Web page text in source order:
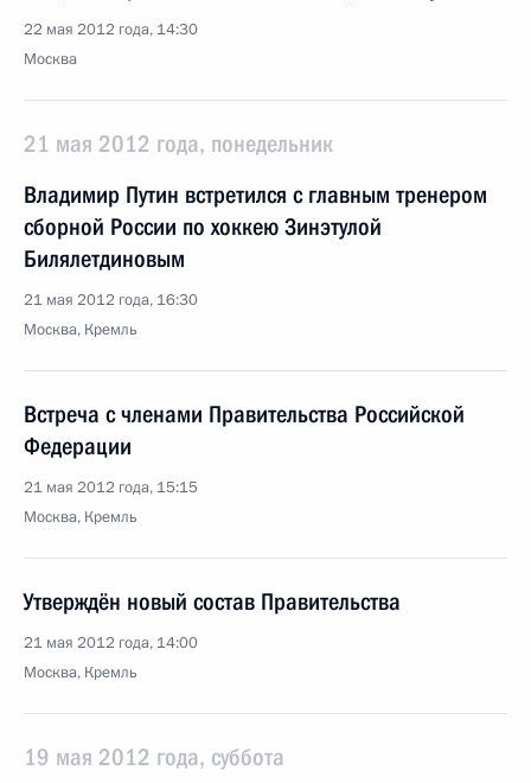
22 мая 2012 года, 14:30
Москва
21 мая 2012 года, понедельник
Владимир Путин встретился с главным тренером
сборной России по хоккею Зинэтулой
Билялетдиновым
21 мая 2012 года, 16:30
Москва, Кремль
Встреча с членами Правительства Российской
Федерации
21 мая 2012 года, 15:15
Москва, Кремль
Утверждён новый состав Правительства
21 мая 2012 года, 14:00
Москва, Кремль
19 мая 2012 года, суббота